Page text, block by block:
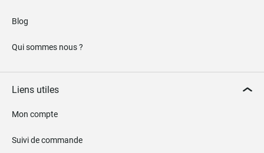
Blog
Qui sommes nous ?
Liens utiles
Mon compte
Suivi de commande